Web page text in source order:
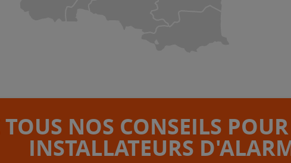
TOUS NOS CONSEILS
INSTALLATEURS